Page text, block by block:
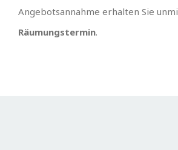
Angebotsannahme erhalten Sie
Räumungstermin.